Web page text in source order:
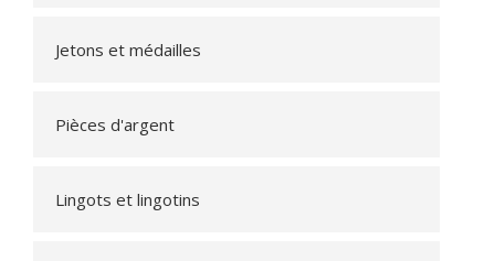
Jetons et médailles
Pièces d'argent
Lingots et lingotins